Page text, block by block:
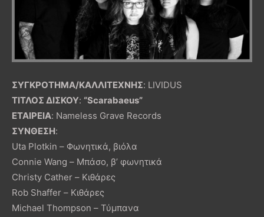
ΣΥΓΚΡΟΤΗΜΑ/ΚΑΛΛΙΤΕΧΝΗΣ: LIVIDUS
ΤΙΤΛΟΣ ΔΙΣΚΟΥ: “Scarabaeus”
ΕΤΑΙΡΕΙΑ: Nameless Grave Records
ΣΥΝΘΕΣΗ:
Uta Plotkin – Φωνητικά, βιόλα
Connie Wang – Μπάσο, β’ φωνητικά
Christy Cather – Κιθάρες
Rob Shaffer – Κιθάρες
Michael Thompson – Τύμπανα